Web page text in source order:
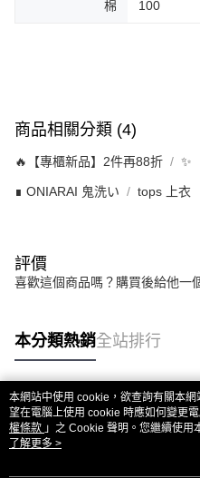
棉 100
商品相關分類 (4)
🔥【專櫃新品】2件再88折 ✨
∎ ONIARAI 鬼洗い tops 上衣
評價
喜歡這個商品嗎？購買後給他一
本分類熱銷全站排行
熱門標籤
本網站中使用 cookie，欲查詢有關本
望在電腦上使用 cookie 時應如何變更
權條款 」之 Cookie 聲明。您繼續使用
用條款之 Cookie 聲明使用 cookie。
了解更多 >